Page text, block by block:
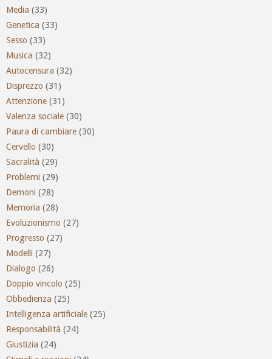
Media (33)
Genetica (33)
Sesso (33)
Musica (32)
Autocensura (32)
Disprezzo (31)
Attenzione (31)
Valenza sociale (30)
Paura di cambiare (30)
Cervello (30)
Sacralità (29)
Problemi (29)
Demoni (28)
Memoria (28)
Evoluzionismo (27)
Progresso (27)
Modelli (27)
Dialogo (26)
Doppio vincolo (25)
Obbedienza (25)
Intelligenza artificiale (25)
Responsabilità (24)
Giustizia (24)